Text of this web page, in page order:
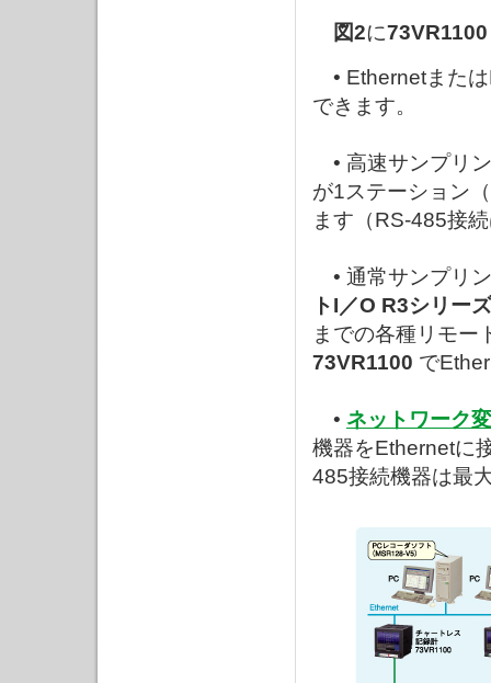
図2に73VR1100
• Ethernetまた
できます。
• 高速サンプリ
が1ステーション（
ます（RS-485接
• 通常サンプリ
トI／O R3シリーズ
までの各種リモー
73VR1100 で
• ネットワーク
機器をEthernetに
485接続機器は最